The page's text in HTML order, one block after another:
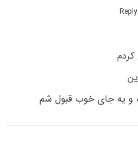
و یه جای خوب قبول شم